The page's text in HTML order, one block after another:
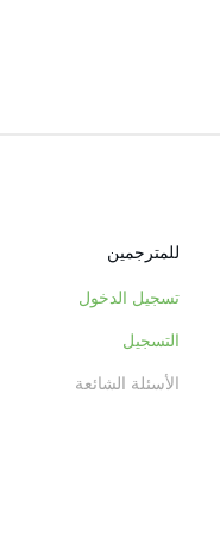
للمترجمين
تسجيل الدخول
التسجيل
الأسئلة الشائعة